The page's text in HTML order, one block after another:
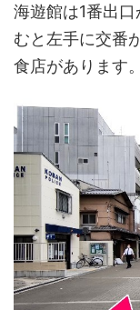
海遊館は1番出
むと左手に交番
食店があります。